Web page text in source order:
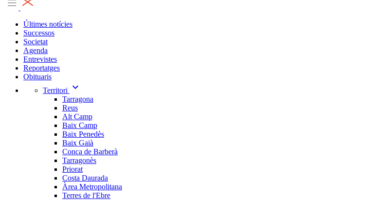
Últimes notícies
Successos
Societat
Agenda
Entrevistes
Reportatges
Obituaris
Territori
expand_more
Tarragona
Reus
Alt Camp
Baix Camp
Baix Penedès
Baix Gaià
Conca de Barberà
Tarragonès
Priorat
Costa Daurada
Àrea Metropolitana
Terres de l'Ebre